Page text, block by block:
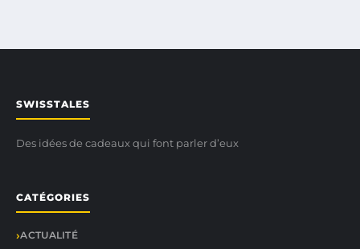
SWISSTALES
Des idées de cadeaux qui font parler d’eux
CATÉGORIES
ACTUALITÉ